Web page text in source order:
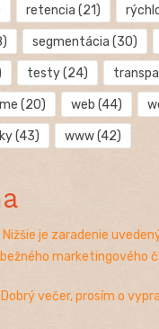
retencia (21)
segmentácia (30)
testy(24)
(20) web (44)
(43) www(42)
Nižšie je zaradenie
marketingového
Dobrý večer, prosím o